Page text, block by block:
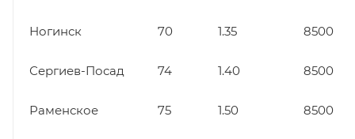
Ногинск 70 1.35 8500
Сергиев-Посад 74 1.40 8500
Раменское 75 1.50 8500